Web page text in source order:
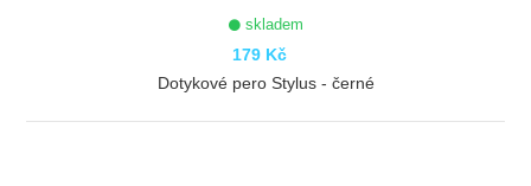
skladem
179 Kč
Dotykové pero Stylus - černé